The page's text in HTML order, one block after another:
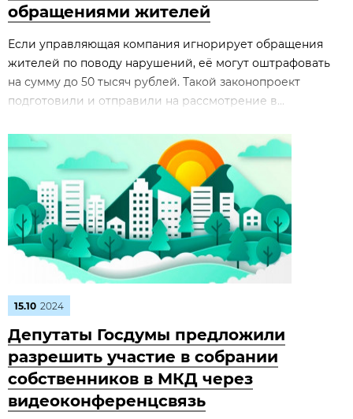
обращениями жителей
Если управляющая компания игнорирует обращения
жителей по поводу нарушений, её могут оштрафовать
на сумму до 50 тысяч рублей. Такой законопроект
подготовили и отправили на рассмотрение в...
15.10 2024
Депутаты Госдумы предложили
разрешить участие в собрании
собственников в МКД через
видеоконференцсвязь